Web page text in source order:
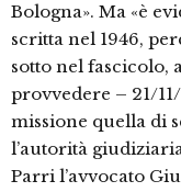
Bologna». Ma «è
scritta nel 1946,
sotto nel fascicolo,
provvedere – 21/
missione quella di
l’autorità
Parri l’avvocato